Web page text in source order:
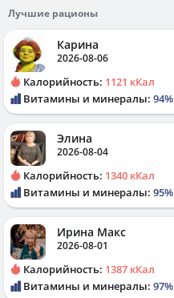
Лучшие рационы
Карина
2026-08-06
Калорийность: 1121 кКал
Витамины и минералы: 94%
Элина
2026-08-04
Калорийность: 1340 кКал
Витамины и минералы: 95%
Ирина Макс
2026-08-01
Калорийность: 1387 кКал
Витамины и минералы: 97%